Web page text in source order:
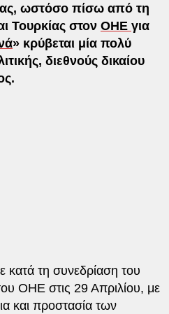
ωστόσο πίσω από τη
Τουρκίας στον ΟΗΕ για
» κρύβεται μία πολύ
διεθνούς δικαίου
κατά τη συνεδρίαση του
ΟΗΕ στις 29 Απριλίου, με
και προστασία των